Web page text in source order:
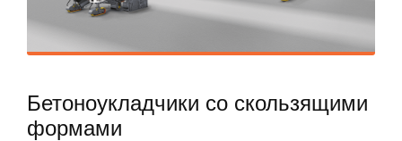
Бетоноукладчики со скользящими
формами